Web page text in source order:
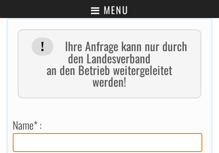
MENU
Ihre Anfrage kann nur durch
den Landesverband
an den Betrieb weitergeleitet
werden!
Name* :